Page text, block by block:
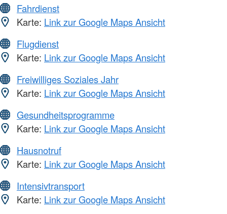
Fahrdienst
Karte: Link zur Google Maps Ansicht
Flugdienst
Karte: Link zur Google Maps Ansicht
Freiwilliges Soziales Jahr
Karte: Link zur Google Maps Ansicht
Gesundheitsprogramme
Karte: Link zur Google Maps Ansicht
Hausnotruf
Karte: Link zur Google Maps Ansicht
Intensivtransport
Karte: Link zur Google Maps Ansicht